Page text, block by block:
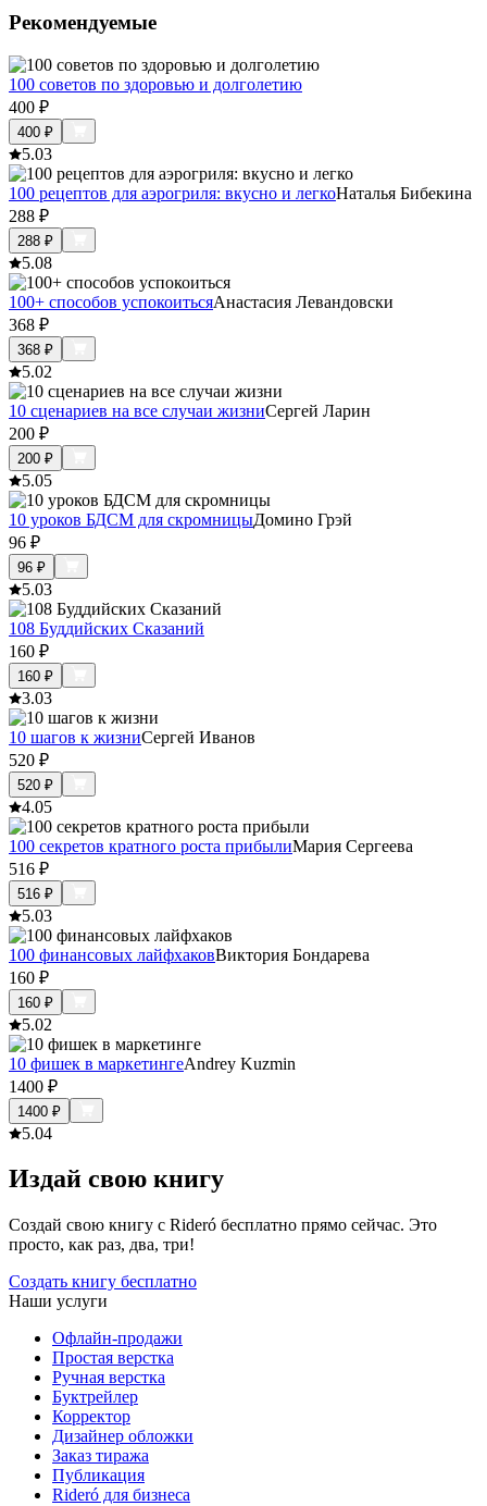
Рекомендуемые
100 советов по здоровью и долголетию
400 ₽
400 ₽
5.03
100 рецептов для аэрогриля: вкусно и легкоНаталья Бибекина
288 ₽
288 ₽
5.08
100+ способов успокоитьсяАнастасия Левандовски
368 ₽
368 ₽
5.02
10 сценариев на все случаи жизниСергей Ларин
200 ₽
200 ₽
5.05
10 уроков БДСМ для скромницыДомино Грэй
96 ₽
96 ₽
5.03
108 Буддийских Сказаний
160 ₽
160 ₽
3.03
10 шагов к жизниСергей Иванов
520 ₽
520 ₽
4.05
100 секретов кратного роста прибылиМария Сергеева
516 ₽
516 ₽
5.03
100 финансовых лайфхаковВиктория Бондарева
160 ₽
160 ₽
5.02
10 фишек в маркетингеAndrey Kuzmin
1400 ₽
1400 ₽
5.04
Издай свою книгу
Создай свою книгу с Rideró бесплатно прямо сейчас. Это
просто, как раз, два, три!
Создать книгу бесплатно
Наши услуги
Офлайн-продажи
Простая верстка
Ручная верстка
Буктрейлер
Корректор
Дизайнер обложки
Заказ тиража
Публикация
Rideró для бизнеса